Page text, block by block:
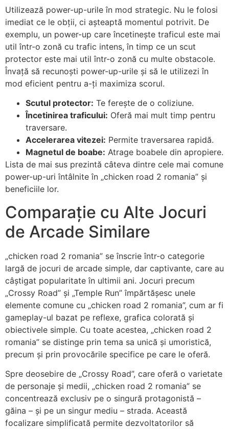
Utilizează power-up-urile în mod strategic. Nu le folosi
imediat ce le obții, ci așteaptă momentul potrivit. De
exemplu, un power-up care încetinește traficul este mai
util într-o zonă cu trafic intens, în timp ce un scut
protector este mai util într-o zonă cu multe obstacole.
Învață să recunoști power-up-urile și să le utilizezi în
mod eficient pentru a-ți maximiza scorul.
Scutul protector: Te ferește de o coliziune.
Încetinirea traficului: Oferă mai mult timp pentru
traversare.
Accelerarea vitezei: Permite traversarea rapidă.
Magnetul de boabe: Atrage boabele din apropiere.
Lista de mai sus prezintă câteva dintre cele mai comune
power-up-uri întâlnite în „chicken road 2 romania” și
beneficiile lor.
Comparație cu Alte Jocuri
de Arcade Similare
„chicken road 2 romania” se înscrie într-o categorie
largă de jocuri de arcade simple, dar captivante, care au
câștigat popularitate în ultimii ani. Jocuri precum
„Crossy Road” și „Temple Run” împărtășesc unele
elemente comune cu „chicken road 2 romania”, cum ar fi
gameplay-ul bazat pe reflexe, grafica colorată și
obiectivele simple. Cu toate acestea, „chicken road 2
romania” se distinge prin tema sa unică și umoristică,
precum și prin provocările specifice pe care le oferă.
Spre deosebire de „Crossy Road”, care oferă o varietate
de personaje și medii, „chicken road 2 romania” se
concentrează exclusiv pe o singură protagonistă –
găina – și pe un singur mediu – strada. Această
focalizare simplificată permite dezvoltatorilor să